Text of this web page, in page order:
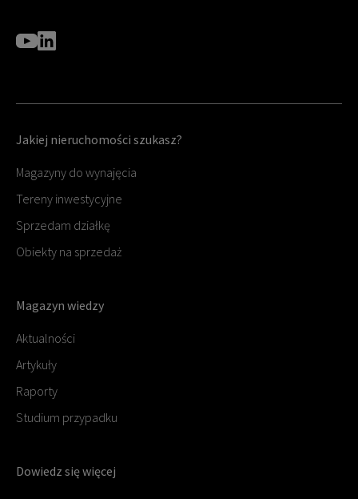
Jakiej nieruchomości szukasz?
Magazyny do wynajęcia
Tereny inwestycyjne
Sprzedam działkę
Obiekty na sprzedaż
Magazyn wiedzy
Aktualności
Artykuły
Raporty
Studium przypadku
Dowiedz się więcej